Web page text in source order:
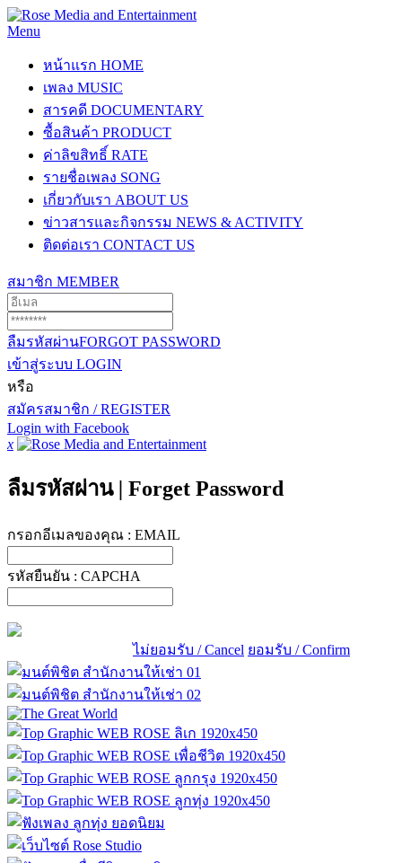
Menu
หน้าแรก HOME
เพลง MUSIC
สารคดี DOCUMENTARY
ซื้อสินค้า PRODUCT
ค่าลิขสิทธิ์ RATE
รายชื่อเพลง SONG
เกี่ยวกับเรา ABOUT US
ข่าวสารและกิจกรรม NEWS & ACTIVITY
ติดต่อเรา CONTACT US
สมาชิก MEMBER
ลืมรหัสผ่านFORGOT PASSWORD
เข้าสู่ระบบ LOGIN
หรือ
สมัครสมาชิก / REGISTER
Login with Facebook
x
ลืมรหัสผ่าน | Forget Password
กรอกอีเมลของคุณ : EMAIL
รหัสยืนยัน : CAPCHA
ไม่ยอมรับ / Cancel ยอมรับ / Confirm